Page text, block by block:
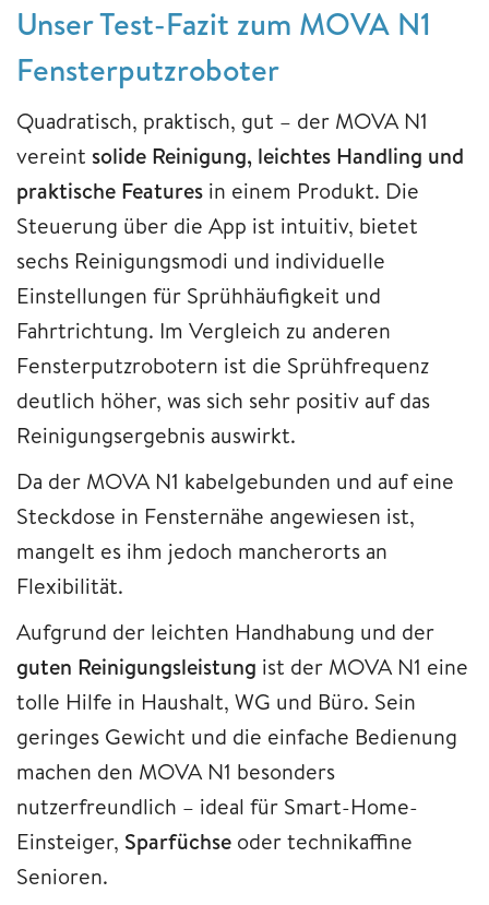
Unser Test-Fazit zum MOVA N1
Fensterputzroboter
Quadratisch, praktisch, gut – der MOVA N1
vereint solide Reinigung, leichtes Handling und
praktische Features in einem Produkt. Die
Steuerung über die App ist intuitiv, bietet
sechs Reinigungsmodi und individuelle
Einstellungen für Sprühhäufigkeit und
Fahrtrichtung. Im Vergleich zu anderen
Fensterputzrobotern ist die Sprühfrequenz
deutlich höher, was sich sehr positiv auf das
Reinigungsergebnis auswirkt.
Da der MOVA N1 kabelgebunden und auf eine
Steckdose in Fensternähe angewiesen ist,
mangelt es ihm jedoch mancherorts an
Flexibilität.
Aufgrund der leichten Handhabung und der
guten Reinigungsleistung ist der MOVA N1 eine
tolle Hilfe in Haushalt, WG und Büro. Sein
geringes Gewicht und die einfache Bedienung
machen den MOVA N1 besonders
nutzerfreundlich – ideal für Smart-Home-
Einsteiger, Sparfüchse oder technikaffine
Senioren.